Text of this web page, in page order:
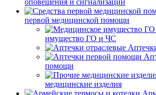
оповещения и сигнализации
первой медицинской помощи
имущество ГО и ЧС
помощи
медицинские изделия